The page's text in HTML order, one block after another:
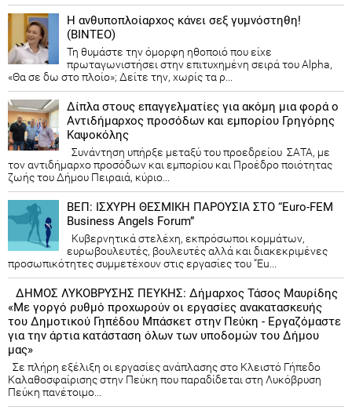
Η ανθυποπλοίαρχος κάνει σεξ γυμνόστηθη!
(ΒΙΝΤΕΟ)
Τη θυμάστε την όμορφη ηθοποιό που είχε
πρωταγωνιστήσει στην επιτυχημένη σειρά του Alpha,
«Θα σε δω στο πλοίο»; Δείτε την, χωρίς τα ρ...
Δίπλα στους επαγγελματίες για ακόμη μια φορά ο
Αντιδήμαρχος προσόδων και εμπορίου Γρηγόρης
Καψοκόλης
Συνάντηση υπήρξε μεταξύ του προεδρείου ΣΑΤΑ, με
τον αντιδήμαρχο προσόδων και εμπορίου και Προέδρο ποιότητας
ζωής του Δήμου Πειραιά, κύριο...
ΒΕΠ: ΙΣΧΥΡΗ ΘΕΣΜΙΚΗ ΠΑΡΟΥΣΙΑ ΣΤΟ “Euro-FEM
Business Angels Forum”
Κυβερνητικά στελέχη, εκπρόσωποι κομμάτων,
ευρωβουλευτές, βουλευτές αλλά και διακεκριμένες
προσωπικότητες συμμετέχουν στις εργασίες του “Eu...
ΔΗΜΟΣ ΛΥΚΟΒΡΥΣΗΣ ΠΕΥΚΗΣ: Δήμαρχος Τάσος Μαυρίδης
«Με γοργό ρυθμό προχωρούν οι εργασίες ανακατασκευής
του Δημοτικού Γηπέδου Μπάσκετ στην Πεύκη - Εργαζόμαστε
για την άρτια κατάσταση όλων των υποδομών του Δήμου
μας»
Σε πλήρη εξέλιξη οι εργασίες ανάπλασης στο Κλειστό Γήπεδο
Καλαθοσφαίρισης στην Πεύκη που παραδίδεται στη Λυκόβρυση
Πεύκη πανέτοιμο...